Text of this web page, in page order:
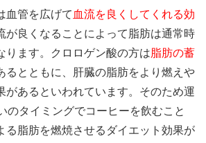
血管を広げて 血流を良くしてくれる効
が良くなることによって脂肪は通常時
ります。クロロゲン酸の方は 脂肪の蓄
るとともに、肝臓の脂肪をより燃えや
があるといわれています。そのため運
のタイミングでコーヒーを飲むこと
る脂肪を燃焼させるダイエット効果が